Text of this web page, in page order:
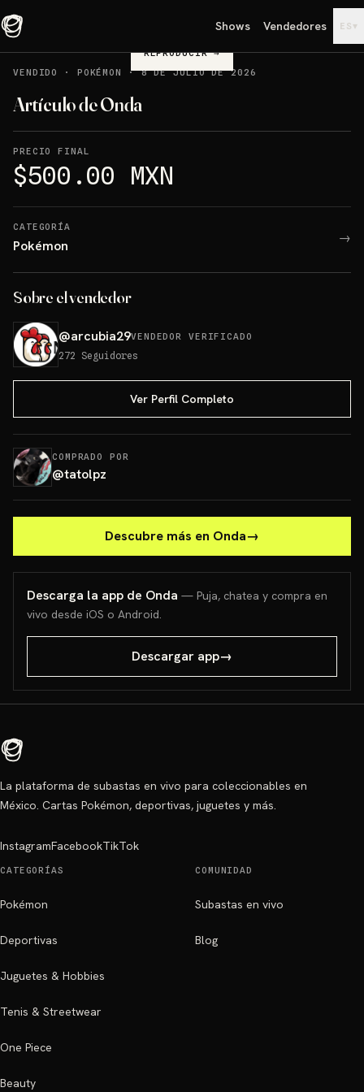
Shows Vendedores ES ▾
REPRODUCIR→
VENDIDO
· POKÉMON ·8 DE JULIO DE 2026
Artículo de Onda
PRECIO FINAL
$500.00 MXN
CATEGORÍA
Pokémon →
Sobre el vendedor
@arcubia29VENDEDOR VERIFICADO
272 Seguidores
Ver Perfil Completo
COMPRADO POR
@tatolpz
Descubre más en Onda→
Descarga la app de Onda — Puja, chatea y compra en
vivo desde iOS o Android.
Descargar app→
La plataforma de subastas en vivo para coleccionables en
México. Cartas Pokémon, deportivas, juguetes y más.
InstagramFacebookTikTok
CATEGORÍAS
Pokémon
Deportivas
Juguetes & Hobbies
Tenis & Streetwear
One Piece
Beauty
COMUNIDAD
Subastas en vivo
Blog